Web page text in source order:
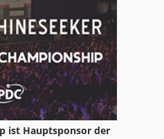
ist Hauptsponsor der